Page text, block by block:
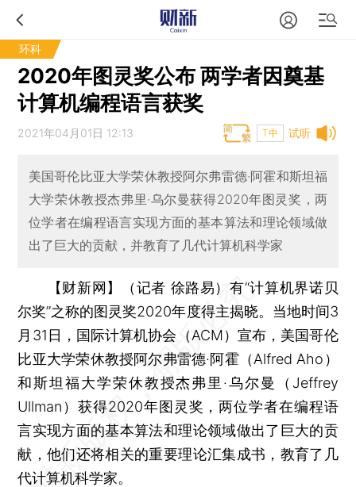
环科
2020年图灵奖公布 两学者因奠基
计算机编程语言获奖
试听
2021年04月01日 12:13 T中
美国哥伦比亚大学荣休教授阿尔弗雷德·阿霍和斯坦福
大学荣休教授杰弗里·乌尔曼获得2020年图灵奖，两
位学者在编程语言实现方面的基本算法和理论领域做
出了巨大的贡献，并教育了几代计算机科学家
【财新网】（记者 徐路易）有“计算机界诺贝
尔奖”之称的图灵奖2020年度得主揭晓。当地时间3
月31日，国际计算机协会（ACM）宣布，美国哥伦
比亚大学荣休教授阿尔弗雷德·阿霍（Alfred Aho）
和斯坦福大学荣休教授杰弗里·乌尔曼（Jeffrey
Ullman）获得2020年图灵奖，两位学者在编程语
言实现方面的基本算法和理论领域做出了巨大的贡
献，他们还将相关的重要理论汇集成书，教育了几
代计算机科学家。